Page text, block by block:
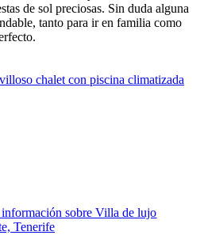
de sol preciosas. Sin duda alguna
tanto para ir en familia como
chalet con piscina climatizada
sobre Villa de lujo
Tenerife